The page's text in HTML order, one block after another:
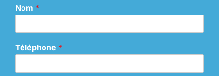
Nom *
Téléphone *